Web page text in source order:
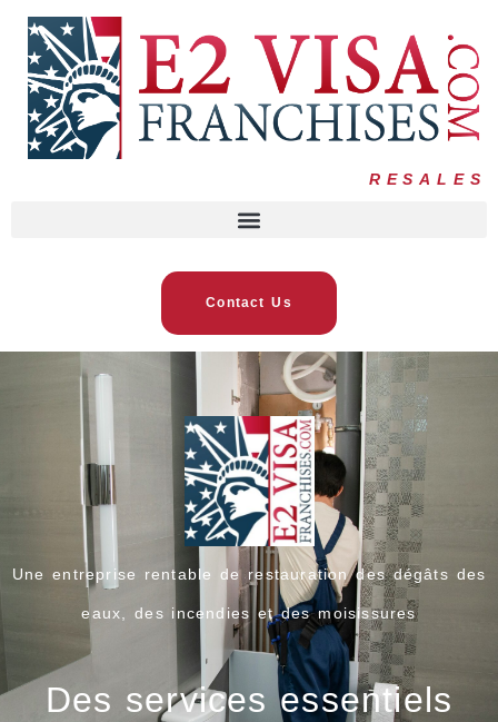
RESALES
Contact Us
Une entreprise rentable de restauration des dégâts des
eaux, des incendies et des moisissures
Des services essentiels